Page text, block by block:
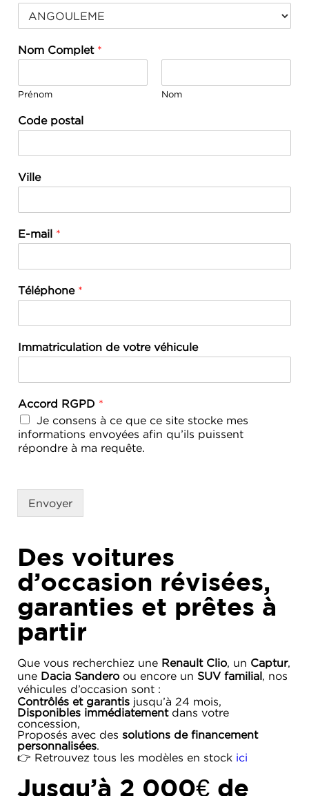
Nom Complet *
Prénom Nom
Code postal
Ville
E-mail *
Téléphone *
Immatriculation de votre véhicule
Accord RGPD *
Je consens à ce que ce site stocke mes
informations envoyées afin qu’ils puissent
répondre à ma requête.
Envoyer
Des voitures
d’occasion révisées,
garanties et prêtes à
partir
Que vous recherchiez une Renault Clio, un Captur,
une Dacia Sandero ou encore un SUV familial, nos
véhicules d’occasion sont :
Contrôlés et garantis jusqu’à 24 mois,
Disponibles immédiatementdans votre
concession,
Proposés avec des solutions de financement
personnalisées.
👉 Retrouvez tous les modèles en stock ici
Jusqu’à 2 000€ de